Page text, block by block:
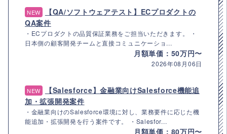
NEW
【QA/ソフトウェアテスト】ECプロダクトの
QA案件
・ECプロダクトの品質保証業務をご担当いただきます。 ・
日本側の顧客開発チームと直接コミュニケーショ...
月額単価：50万円〜
2026年08月06日
NEW
【Salesforce】金融業向けSalesforce機能追
加・拡張開発案件
・金融業向けのSalesforce環境に対し、業務要件に応じた機
能追加・拡張開発を行う案件です。 ・Salesfor...
月額単価：80万円〜